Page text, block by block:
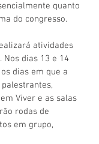
quanto
do congresso.
atividades
Nos dias 13 e 14
dias em que a
Viver e as salas
rodas de
em grupo,